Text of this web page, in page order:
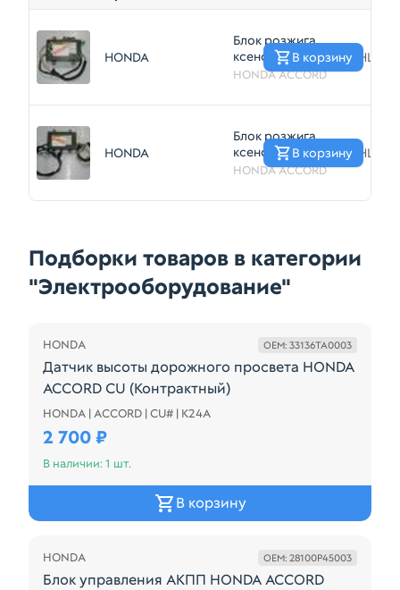
HONDA
Блок розжига
ксенона HONDA
ACCORD CF3
HONDA ACCORD
В корзину
HONDA
Блок розжига
ксенона HONDA
ACCORD CF3 (
HONDA ACCORD
В корзину
Подборки товаров в категории
"Электрооборудование"
HONDA OEM: 33136TA0003
Датчик высоты дорожного просвета HONDA
ACCORD CU (Контрактный)
Датчик высоты дорожного просвета HONDA
HONDA | ACCORD | CU# | K24A
2 700 ₽
В наличии: 1 шт.
В корзину
HONDA OEM: 28100P45003
Блок управления АКПП HONDA ACCORD